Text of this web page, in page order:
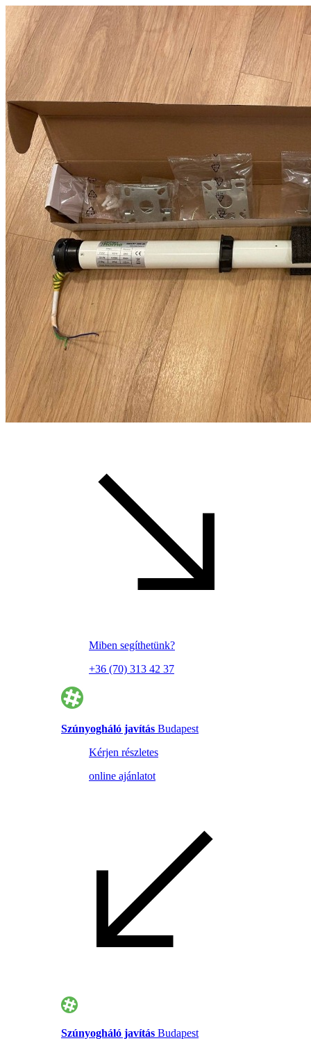
Miben segíthetünk?
+36 (70) 313 42 37
Szúnyogháló javítás Budapest
Kérjen részletes
online ajánlatot
Szúnyogháló javítás Budapest